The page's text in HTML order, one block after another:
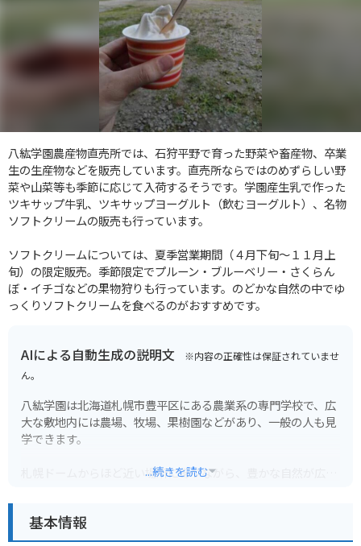
八紘学園農産物直売所では、石狩平野で育った野菜や畜産物、卒業
生の生産物などを販売しています。直売所ならではのめずらしい野
菜や山菜等も季節に応じて入荷するそうです。学園産生乳で作った
ツキサップ牛乳、ツキサップヨーグルト（飲むヨーグルト）、名物
ソフトクリームの販売も行っています。
ソフトクリームについては、夏季営業期間（４月下旬～１１月上
旬）の限定販売。季節限定でプルーン・ブルーベリー・さくらん
ぼ・イチゴなどの果物狩りも行っています。のどかな自然の中でゆ
っくりソフトクリームを食べるのがおすすめです。
AIによる自動生成の説明文 ※内容の正確性は保証されていませ
ん。
八紘学園は北海道札幌市豊平区にある農業系の専門学校で、広
大な敷地内には農場、牧場、果樹園などがあり、一般の人も見
学できます。
札幌ドームからほど近い場所にありながら、豊かな自然が広が
葉が楽しめます。
...続きを読む
基本情報